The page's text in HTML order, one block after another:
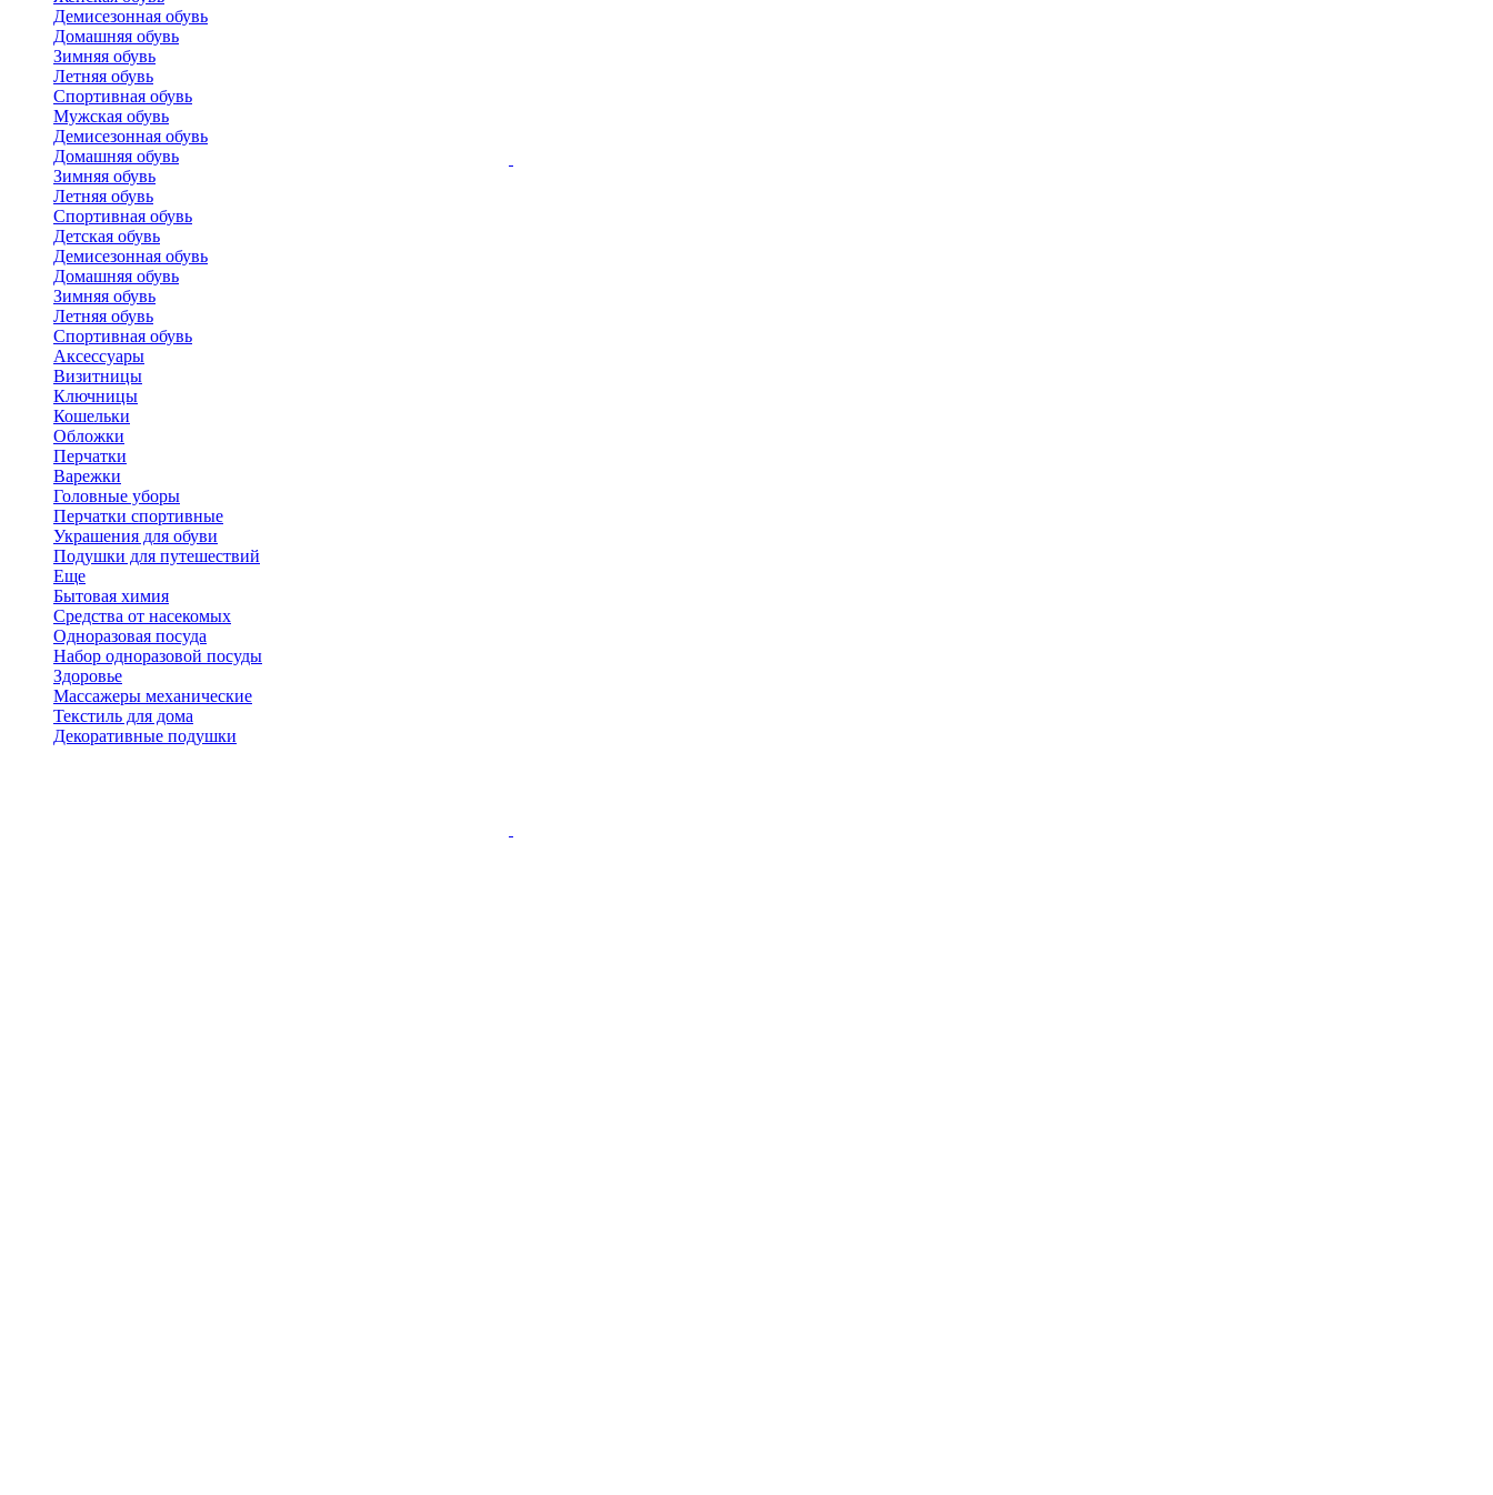
Демисезонная обувь
Домашняя обувь
Зимняя обувь
Летняя обувь
Спортивная обувь
Мужская обувь
Демисезонная обувь
Домашняя обувь
Зимняя обувь
Летняя обувь
Спортивная обувь
Детская обувь
Демисезонная обувь
Домашняя обувь
Зимняя обувь
Летняя обувь
Спортивная обувь
Аксессуары
Визитницы
Ключницы
Кошельки
Обложки
Перчатки
Варежки
Головные уборы
Перчатки спортивные
Украшения для обуви
Подушки для путешествий
Еще
Бытовая химия
Средства от насекомых
Одноразовая посуда
Набор одноразовой посуды
Здоровье
Массажеры механические
Текстиль для дома
Декоративные подушки